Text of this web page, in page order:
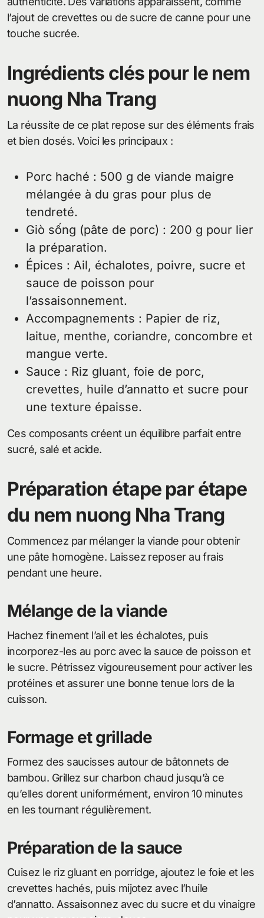
l’ajout de crevettes ou de sucre de canne pour une
touche sucrée.
Ingrédients clés pour le nem
nuong Nha Trang
La réussite de ce plat repose sur des éléments frais
et bien dosés. Voici les principaux :
Porc haché : 500 g de viande maigre
mélangée à du gras pour plus de
tendreté.
Giò sống (pâte de porc) : 200 g pour lier
la préparation.
Épices : Ail, échalotes, poivre, sucre et
sauce de poisson pour
l’assaisonnement.
Accompagnements : Papier de riz,
laitue, menthe, coriandre, concombre et
mangue verte.
Sauce : Riz gluant, foie de porc,
crevettes, huile d’annatto et sucre pour
une texture épaisse.
Ces composants créent un équilibre parfait entre
sucré, salé et acide.
Préparation étape par étape
du nem nuong Nha Trang
Commencez par mélanger la viande pour obtenir
une pâte homogène. Laissez reposer au frais
pendant une heure.
Mélange de la viande
Hachez finement l’ail et les échalotes, puis
incorporez-les au porc avec la sauce de poisson et
le sucre. Pétrissez vigoureusement pour activer les
protéines et assurer une bonne tenue lors de la
cuisson.
Formage et grillade
Formez des saucisses autour de bâtonnets de
bambou. Grillez sur charbon chaud jusqu’à ce
qu’elles dorent uniformément, environ 10 minutes
en les tournant régulièrement.
Préparation de la sauce
Cuisez le riz gluant en porridge, ajoutez le foie et les
crevettes hachés, puis mijotez avec l’huile
d’annatto. Assaisonnez avec du sucre et du vinaigre